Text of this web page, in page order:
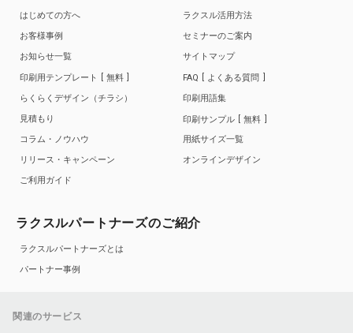
はじめての方へ
お客様事例
お知らせ一覧
印刷用テンプレート
無料
らくらくデザイン（チラシ）
見積もり
コラム・ノウハウ
リリース・キャンペーン
ご利用ガイド
ラクスル活用方法
セミナーのご案内
サイトマップ
FAQ
よくある質問
印刷用語集
印刷サンプル
無料
用紙サイズ一覧
オンラインデザイン
ラクスルパートナーズのご紹介
ラクスルパートナーズとは
パートナー事例
関連のサービス